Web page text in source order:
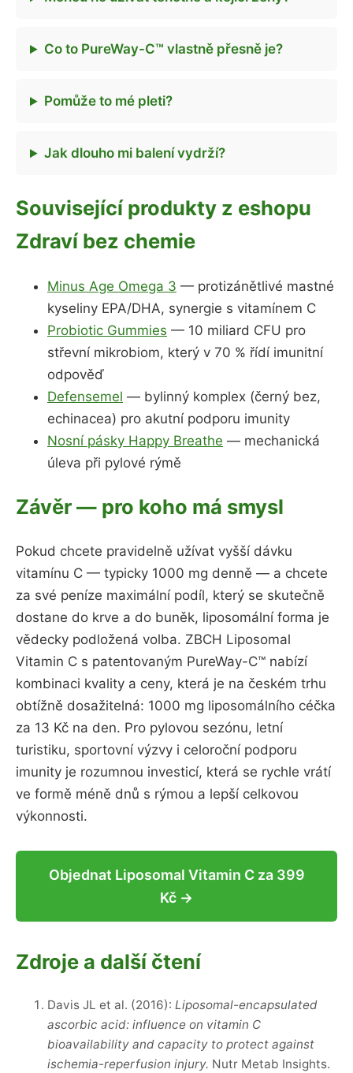
Co to PureWay-C™ vlastně přesně je?
Pomůže to mé pleti?
Jak dlouho mi balení vydrží?
Související produkty z eshopu
Zdraví bez chemie
Minus Age Omega 3 — protizánětlivé mastné
kyseliny EPA/DHA, synergie s vitamínem C
Probiotic Gummies — 10 miliard CFU pro
střevní mikrobiom, který v 70 % řídí imunitní
odpověď
Defensemel — bylinný komplex (černý bez,
echinacea) pro akutní podporu imunity
Nosní pásky Happy Breathe — mechanická
úleva při pylové rýmě
Závěr — pro koho má smysl
Pokud chcete pravidelně užívat vyšší dávku
vitamínu C — typicky 1000 mg denně — a chcete
za své peníze maximální podíl, který se skutečně
dostane do krve a do buněk, liposomální forma je
vědecky podložená volba. ZBCH Liposomal
Vitamin C s patentovaným PureWay-C™ nabízí
kombinaci kvality a ceny, která je na českém trhu
obtížně dosažitelná: 1000 mg liposomálního céčka
za 13 Kč na den. Pro pylovou sezónu, letní
turistiku, sportovní výzvy i celoroční podporu
imunity je rozumnou investicí, která se rychle vrátí
ve formě méně dnů s rýmou a lepší celkovou
výkonnosti.
Objednat Liposomal Vitamin C za 399
Kč →
Zdroje a další čtení
Davis JL et al. (2016): Liposomal-encapsulated
ascorbic acid: influence on vitamin C
bioavailability and capacity to protect against
ischemia-reperfusion injury. Nutr Metab Insights.